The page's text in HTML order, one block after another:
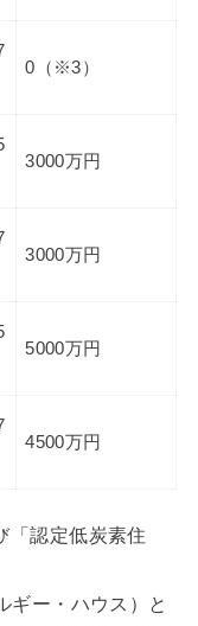
0（※3）
3000万円
3000万円
5000万円
4500万円
「認定低炭素住
ギー・ハウス）と